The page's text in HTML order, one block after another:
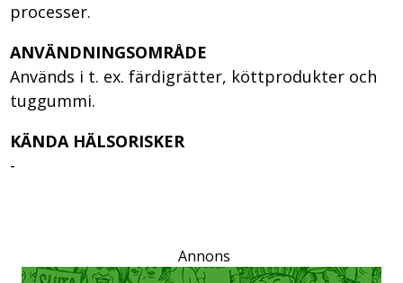
processer.
ANVÄNDNINGSOMRÅDE
Används i t. ex. färdigrätter, köttprodukter och
tuggummi.
KÄNDA HÄLSORISKER
-
Annons